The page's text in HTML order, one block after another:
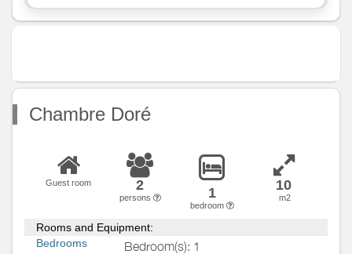
equipment
Heating / Air
Chambre Doré
Guest room 2
persons 1
bedroom
10
m2
Rooms and Equipment:
Bedrooms
Bedroom(s): 1